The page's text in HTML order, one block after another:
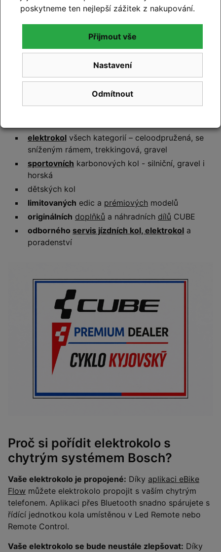
Značku CUBE
máme v nabídce od samého vzniku naší
firmyv roce 2011a za více než patnáct let zkušeností
jsme se vypracovali mezipřední prodejce kol CUBE
České republice. Díkynejširší nabídceskladových kol
CUBE a jejich detailní znalosti vám pomůžeme vybrat
kolo, které bude nejvhodnější právě pro vás a
U nás najdetenejširší skladovou zásobu kol CUBE, a
elektrokol všech kategorií – celoodpružená, se
sníženým rámem, trekkingová, gravel
sportovních karbonových kol - silniční, gravel i
horská
dětských kol
limitovaných edic a prémiových modelů
originálních doplňků a náhradních dílů CUBE
odborného servis jízdních kol, elektrokol a
poradenství
Proč si pořídit elektrokolo s
chytrým systémem Bosch?
Vaše elektrokolo je propojené: Díky aplikaci eBike
Flow můžete elektrokolo propojit s vaším chytrým
telefonem. Aplikaci přes Bluetooth snadno spárujete s
řídící jednotkou kola umístěnou v Led Remote nebo
Remote Control.
Vaše elektrokolo se bude neustále zlepšovat: Díky
poskytneme ten nejlepší zážitek z nakupování.
Odmítnout
Nastavení
Přijmout vše